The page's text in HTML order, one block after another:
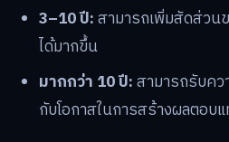
3–10 ปี:สามารถเพิ่มสัดส่วน
ได้มากขึ้น
มากกว่า 10 ปี:สามารถรับค
กับโอกาสในการสร้างผลตอบ